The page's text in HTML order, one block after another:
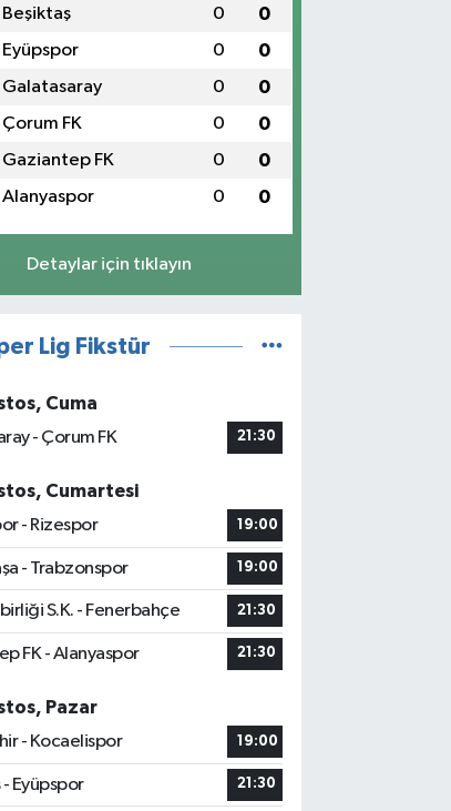
Beşiktaş 0 0
Eyüpspor 0 0
Galatasaray 0 0
Çorum FK 0 0
Gaziantep FK 0 0
Alanyaspor 0 0
Detaylar için tıklayın
Lig Fikstür
Cuma
- Çorum FK
21:30
Cumartesi
- Rizespor
19:00
- Trabzonspor 19:00
S.K. - Fenerbahçe 21:30
FK - Alanyaspor 21:30
Pazar
- Kocaelispor
19:00
- Eyüpspor 21:30